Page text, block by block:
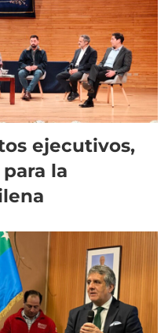
ejecutivos,
la